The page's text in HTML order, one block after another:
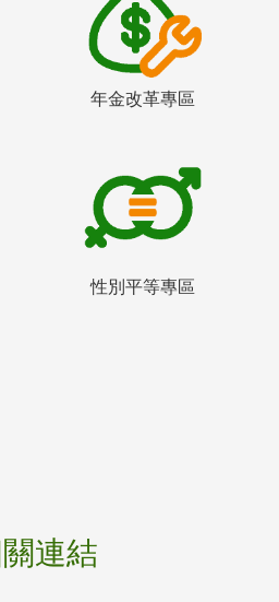
年金改革專區
性別平等專區
連結